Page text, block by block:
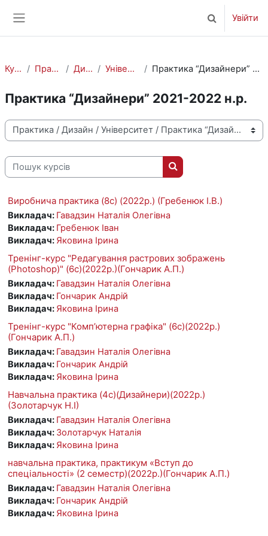
Увійти
Курси Практика Дизайн Університет Практика “Дизайнери” 2021-2022 н.р.
Практика “Дизайнери” 2021-2022 н.р.
Категорії курсів
Пошук курсів
Пошук курсів
Виробнича практика (8с) (2022р.) (Гребенюк І.В.)
Викладач: Гавадзин Наталія Олегівна
Викладач: Гребенюк Іван
Викладач: Яковина Ірина
Тренінг-курс "Редагування растрових зображень
(Photoshop)" (6с)(2022р.)(Гончарик А.П.)
Викладач: Гавадзин Наталія Олегівна
Викладач: Гончарик Андрій
Викладач: Яковина Ірина
Тренінг-курс "Комп’ютерна графіка" (6с)(2022р.)
(Гончарик А.П.)
Викладач: Гавадзин Наталія Олегівна
Викладач: Гончарик Андрій
Викладач: Яковина Ірина
Навчальна практика (4с)(Дизайнери)(2022р.)
(Золотарчук Н.І)
Викладач: Гавадзин Наталія Олегівна
Викладач: Золотарчук Наталія
Викладач: Яковина Ірина
навчальна практика, практикум «Вступ до
спеціальності» (2 семестр)(2022р.)(Гончарик А.П.)
Викладач: Гавадзин Наталія Олегівна
Викладач: Гончарик Андрій
Викладач: Яковина Ірина